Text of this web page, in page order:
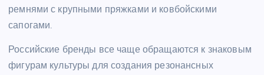
ремнями с крупными пряжками и ковбойскими
сапогами.
Российские бренды все чаще обращаются к знаковым
фигурам культуры для создания резонансных